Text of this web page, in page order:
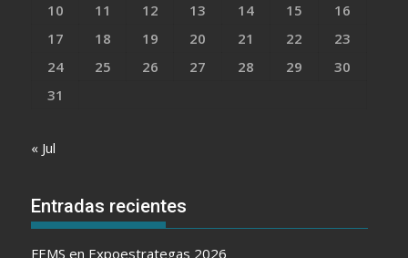
10
11 12 13 14 15
16
17
18 19 20 21 22
23
24
25 26 27 28 29
30
31
« Jul
Entradas recientes
FEMS en Expoestrategas 2026